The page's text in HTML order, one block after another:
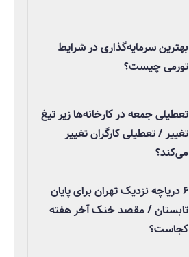
بهترین سرمایه‌گذاری در شرایط
تورمی چیست؟
تعطیلی جمعه در کارخانه‌ها زیر تیغ
تغییر / تعطیلی کارگران تغییر
می‌کند؟
۶ دریاچه نزدیک تهران برای پایان
تابستان / مقصد خنک آخر هفته
کجاست؟